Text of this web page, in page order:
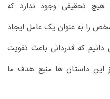
هیچ تحقیقی وجود ندارد که
را به عنوان یک عامل ایجاد
که قدردانی باعث تقویت
این داستان ها منبع هدف ما